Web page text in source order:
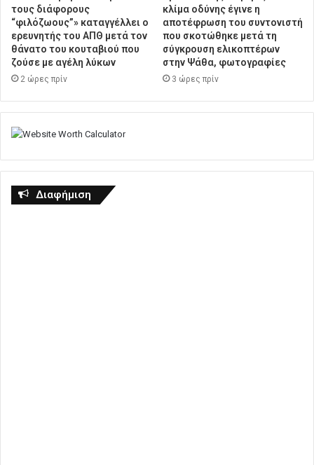
τους διάφορους
“φιλόζωους”» καταγγέλλει ο
ερευνητής του ΑΠΘ μετά τον
θάνατο του κουταβιού που
ζούσε με αγέλη λύκων
2 ώρες πρίν
κλίμα οδύνης έγινε η
αποτέφρωση του συντονιστή
που σκοτώθηκε μετά τη
σύγκρουση ελικοπτέρων
στην Ψάθα, φωτογραφίες
3 ώρες πρίν
Διαφήμιση